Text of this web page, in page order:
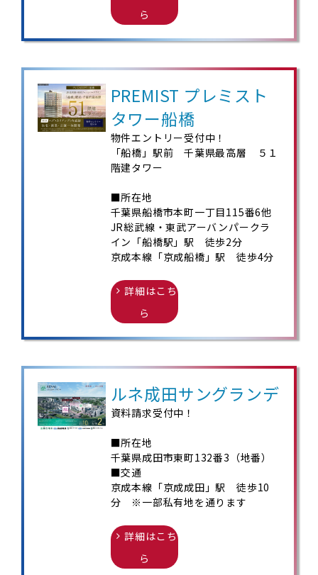
ら
PREMIST プレミスト
タワー船橋
物件エントリー受付中！
「船橋」駅前 千葉県最高層 ５１
階建タワー
■所在地
千葉県船橋市本町一丁目115番6他
JR総武線・東武アーバンパークラ
イン「船橋駅」駅 徒歩2分
京成本線「京成船橋」駅 徒歩4分
詳細はこち
ら
ルネ成田サングランデ
資料請求受付中！
■所在地
千葉県成田市東町132番3（地番）
■交通
京成本線「京成成田」駅 徒歩10
分 ※一部私有地を通ります
詳細はこち
ら